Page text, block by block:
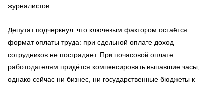
журналистов.
Депутат подчеркнул, что ключевым фактором остаётся
формат оплаты труда: при сдельной оплате доход
сотрудников не пострадает. При почасовой оплате
работодателям придётся компенсировать выпавшие часы,
однако сейчас ни бизнес, ни государственные бюджеты к